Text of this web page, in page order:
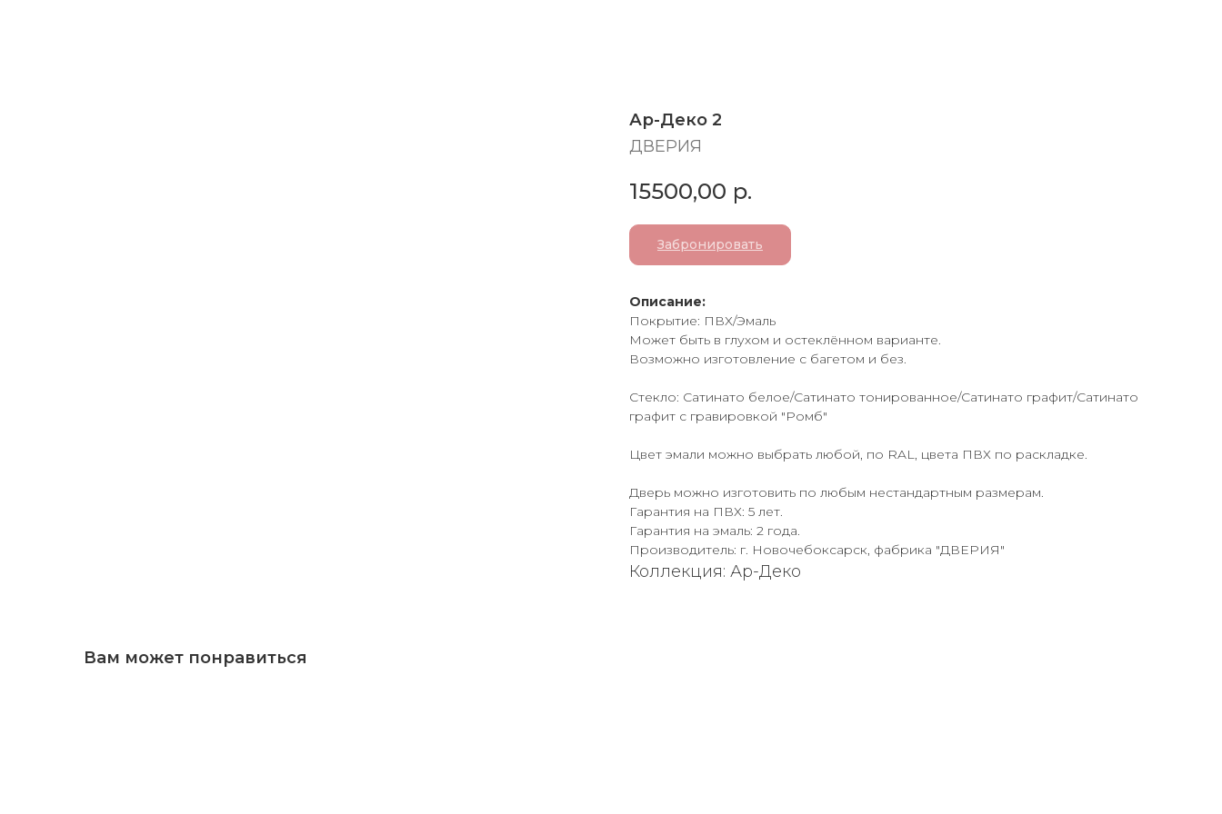
Ар-Деко 2
ДВЕРИЯ
15500,00 р.
Забронировать
Описание:
Покрытие: ПВХ/Эмаль
Может быть в глухом и остеклённом варианте.
Возможно изготовление с багетом и без.
Стекло: Сатинато белое/Сатинато тонированное/Сатинато графит/Сатинато
графит с гравировкой "Ромб"
Цвет эмали можно выбрать любой, по RAL, цвета ПВХ по раскладке.
Дверь можно изготовить по любым нестандартным размерам.
Гарантия на ПВХ: 5 лет.
Гарантия на эмаль: 2 года.
Производитель: г. Новочебоксарск, фабрика "ДВЕРИЯ"
Коллекция: Ар-Деко
Вам может понравиться